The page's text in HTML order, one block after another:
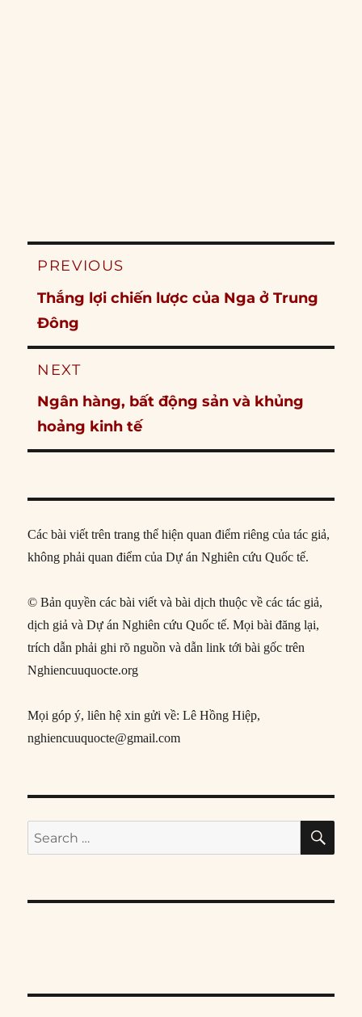
Post
PREVIOUS
Previous
post:
Thắng lợi chiến lược của Nga ở Trung
Đông
NEXT
Next
post:
Ngân hàng, bất động sản và khủng
hoảng kinh tế
Các bài viết trên trang thể hiện quan điểm riêng của tác giả,
không phải quan điểm của Dự án Nghiên cứu Quốc tế.
© Bản quyền các bài viết và bài dịch thuộc về các tác giả,
dịch giả và Dự án Nghiên cứu Quốc tế. Mọi bài đăng lại,
trích dẫn phải ghi rõ nguồn và dẫn link tới bài gốc trên
Nghiencuuquocte.org
Mọi góp ý, liên hệ xin gửi về: Lê Hồng Hiệp,
nghiencuuquocte@gmail.com
Search
for: